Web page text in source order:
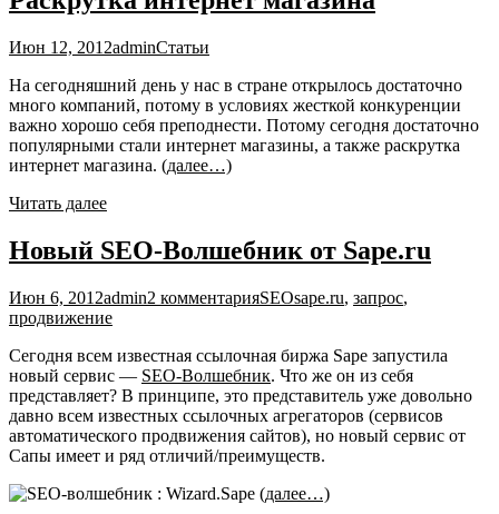
Июн 12, 2012adminСтатьи
На сегодняшний день у нас в стране открылось достаточно
много компаний, потому в условиях жесткой конкуренции
важно хорошо себя преподнести. Потому сегодня достаточно
популярными стали интернет магазины, а также раскрутка
интернет магазина. (далее…)
Читать далее
Новый SEO-Волшебник от Sape.ru
Июн 6, 2012admin2 комментарияSEOsape.ru, запрос,
продвижение
Сегодня всем известная ссылочная биржа Sape запустила
новый сервис — SEO-Волшебник. Что же он из себя
представляет? В принципе, это представитель уже довольно
давно всем известных ссылочных агрегаторов (сервисов
автоматического продвижения сайтов), но новый сервис от
Сапы имеет и ряд отличий/преимуществ.
(далее…)